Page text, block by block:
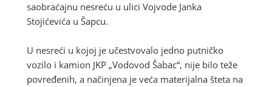
saobraćajnu nesreću u ulici Vojvode Janka
Stojićevića u Šapcu.
U nesreći u kojoj je učestvovalo jedno putničko
vozilo i kamion JKP „Vodovod Šabac“, nije bilo teže
povređenih, a načinjena je veća materijalna šteta na